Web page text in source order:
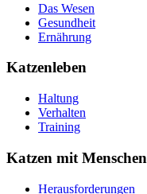
Das Wesen
Gesundheit
Ernährung
Katzenleben
Haltung
Verhalten
Training
Katzen mit Menschen
Herausforderungen